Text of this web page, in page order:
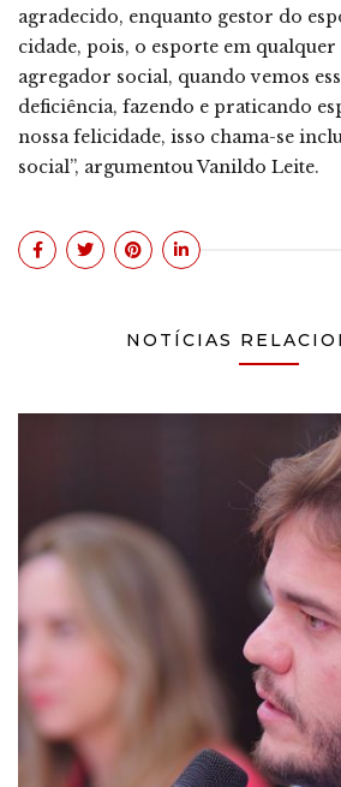
agradecido, enquanto gestor do
cidade, pois, o esporte em
agregador social, quando vemos
deficiência, fazendo e praticando
nossa felicidade, isso chama-se
social”, argumentou Vanildo Leite.
NOTÍCIAS